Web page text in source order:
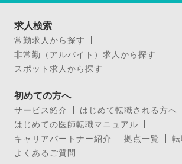
求人検索
常勤求人から探す
非常勤（アルバイト）求人から探す
スポット求人から探す
初めての方へ
サービス紹介
はじめて転職される方へ
はじめての医師転職マニュアル
キャリアパートナー紹介
拠点一覧
よくあるご質問